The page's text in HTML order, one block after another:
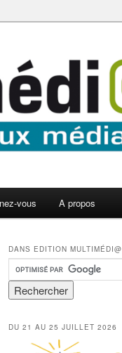
vous A propos
DANS EDITION MULTIMÉDI@
DU 21 AU 25 JUILLET 2026